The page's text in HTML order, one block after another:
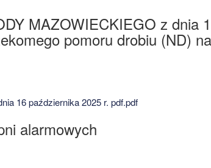
MAZOWIECKIEGO z dnia
pomoru drobiu (ND)
16 października 2025 r. pdf.pdf
alarmowych